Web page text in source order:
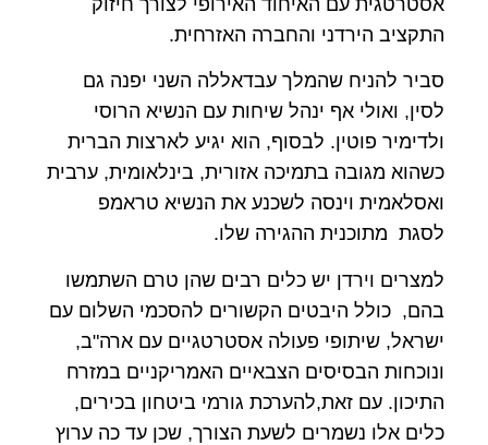
התקציב הירדני והחברה האזרחית.
סביר להניח שהמלך עבדאללה השני יפנה גם
לסין, ואולי אף ינהל שיחות עם הנשיא הרוסי
ולדימיר פוטין. לבסוף, הוא יגיע לארצות הברית
כשהוא מגובה בתמיכה אזורית, בינלאומית, ערבית
ואסלאמית וינסה לשכנע את הנשיא טראמפ
לסגת מתוכנית ההגירה שלו.
למצרים וירדן יש כלים רבים שהן טרם השתמשו
בהם, כולל היבטים הקשורים להסכמי השלום עם
ישראל, שיתופי פעולה אסטרטגיים עם ארה"ב,
ונוכחות הבסיסים הצבאיים האמריקניים במזרח
התיכון. עם זאת,להערכת גורמי ביטחון בכירים,
כלים אלו נשמרים לשעת הצורך, שכן עד כה ערוץ